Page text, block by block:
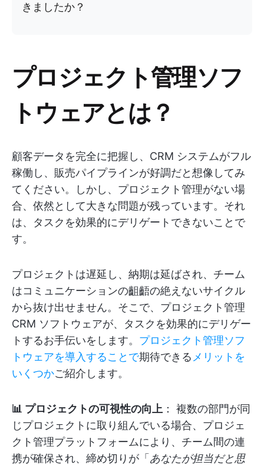
きましたか？
プロジェクト管理ソフ
トウェアとは？
顧客データを完全に把握し、CRM システムがフル
稼働し、販売パイプラインが好調だと想像してみ
てください。しかし、プロジェクト管理がない場
合、依然として大きな問題が残っています。それ
は、タスクを効果的にデリゲートできないことで
す。
プロジェクトは遅延し、納期は延ばされ、チーム
はコミュニケーションの齟齬の絶えないサイクル
から抜け出せません。そこで、プロジェクト管理
CRM ソフトウェアが、タスクを効果的にデリゲー
トするお手伝いをします。 プロジェクト管理ソフ
トウェアを導入することで期待できる メリットを
いくつかご紹介します。
📊 プロジェクトの可視性の向上 ： 複数の部門が同
じプロジェクトに取り組んでいる場合、プロジェ
クト管理プラットフォームにより、チーム間の連
携が確保され、締め切りが「 あなたが担当だと思